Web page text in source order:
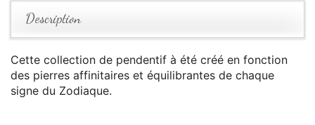
Description
Cette collection de pendentif à été créé en fonction
des pierres affinitaires et équilibrantes de chaque
signe du Zodiaque.